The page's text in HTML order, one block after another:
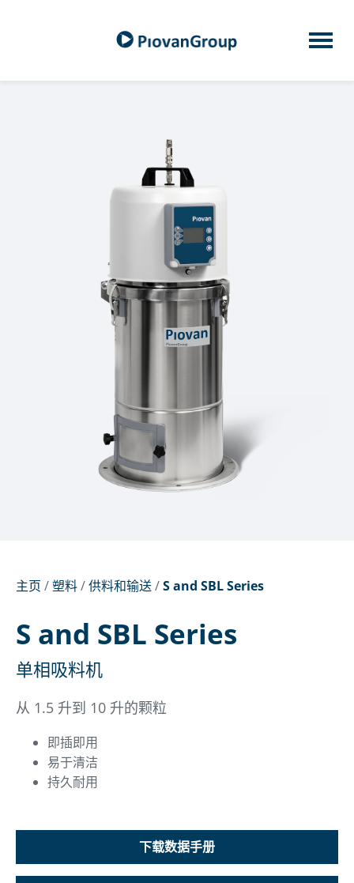
主页 /塑料/供料和输送/S and SBL Series
S and SBL Series
单相吸料机
从 1.5 升到 10 升的颗粒
即插即用
易于清洁
持久耐用
下载数据手册